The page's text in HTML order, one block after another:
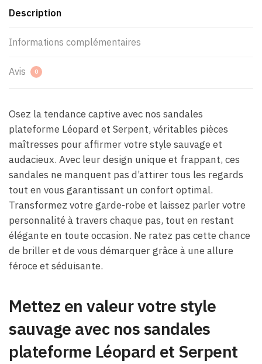
Description
Informations complémentaires
Avis 0
Osez la tendance captive avec nos sandales
plateforme Léopard et Serpent, véritables pièces
maîtresses pour affirmer votre style sauvage et
audacieux. Avec leur design unique et frappant, ces
sandales ne manquent pas d’attirer tous les regards
tout en vous garantissant un confort optimal.
Transformez votre garde-robe et laissez parler votre
personnalité à travers chaque pas, tout en restant
élégante en toute occasion. Ne ratez pas cette chance
de briller et de vous démarquer grâce à une allure
féroce et séduisante.
Mettez en valeur votre style
sauvage avec nos sandales
plateforme Léopard et Serpent